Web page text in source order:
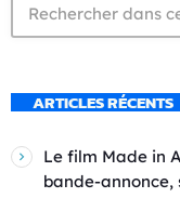
ARTICLES RÉCENTS
Le film Made in
bande-annonce,